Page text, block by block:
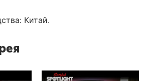
Китай.